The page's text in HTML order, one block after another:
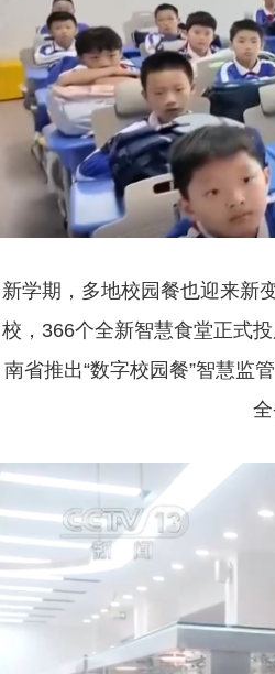
新学期，多地校园餐也迎来新
校，366个全新智慧食堂正式
南省推出“数字校园餐”智慧监